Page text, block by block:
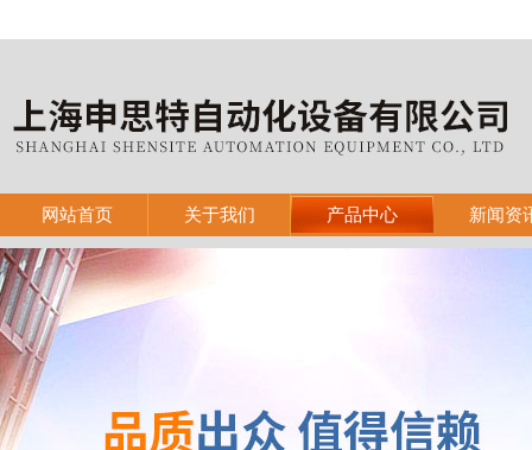
网站首页 关于我们 产品中心 新闻资